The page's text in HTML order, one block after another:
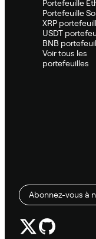
Portefeuille
Portefeuille
XRP
USDT
BNB
Voir tous les
portefeuilles
Abonnez-vous à